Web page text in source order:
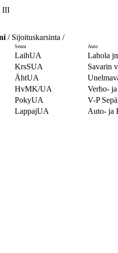
III
/ Sijoituskarsinta /
Seura
Auto
LaihUA Lahola
KrsSUA Savarin
ÄhtUA
HvMK/UA Verho-
PokyUA V-P
LappajUA
Auto- ja